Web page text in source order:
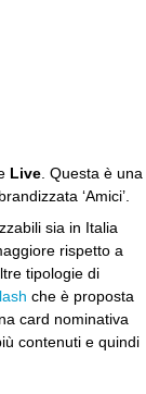
Live . Questa è una
‘Amici’.
sia in Italia
rispetto a
tipologie di
che è proposta
card nominativa
contenuti e quindi